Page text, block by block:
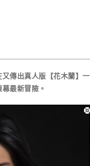
傳出真人版【花木蘭】一
最新冒險。